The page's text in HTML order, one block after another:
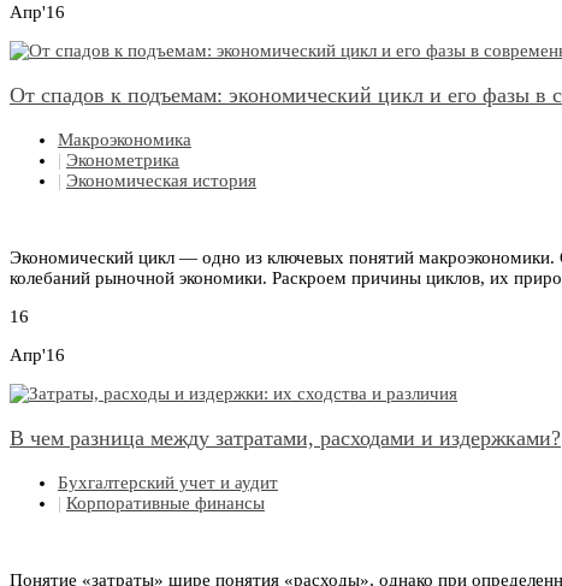
Апр'16
От спадов к подъемам: экономический цикл и его фазы в
Макроэкономика
| Эконометрика
| Экономическая история
Экономический цикл — одно из ключевых понятий макроэкономики.
колебаний рыночной экономики. Раскроем причины циклов, их
16
Апр'16
В чем разница между затратами, расходами и издержками?
Бухгалтерский учет и аудит
| Корпоративные финансы
Понятие «затраты» шире понятия «расходы», однако при